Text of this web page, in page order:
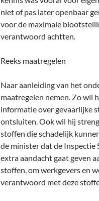
niet of pas later openbaar
voor de maximale
verantwoord achtten.
Reeks maatregelen
Naar aanleiding van het
maatregelen nemen. Zo wil
informatie over gevaarlijke
ontsluiten. Ook wil hij
stoffen die schadelijk
de minister dat de Inspectie
extra aandacht gaat geven
stoffen, om werkgevers en
verantwoord met deze